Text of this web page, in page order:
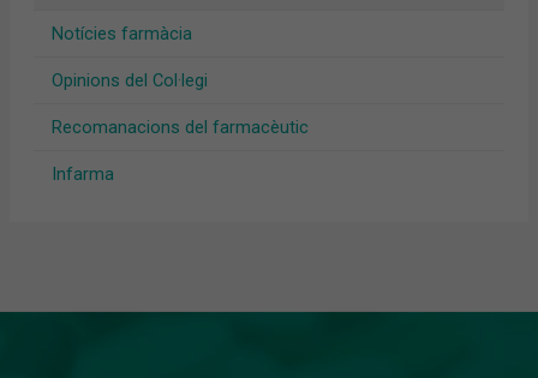
Notícies farmàcia
Opinions del Col·legi
Recomanacions del farmacèutic
Infarma